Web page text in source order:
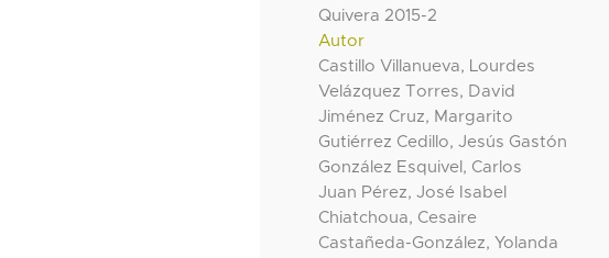
Quivera 2015-2
Autor
Castillo Villanueva, Lourdes
Velázquez Torres, David
Jiménez Cruz, Margarito
Gutiérrez Cedillo, Jesús Gastón
González Esquivel, Carlos
Juan Pérez, José Isabel
Chiatchoua, Cesaire
Castañeda-González, Yolanda